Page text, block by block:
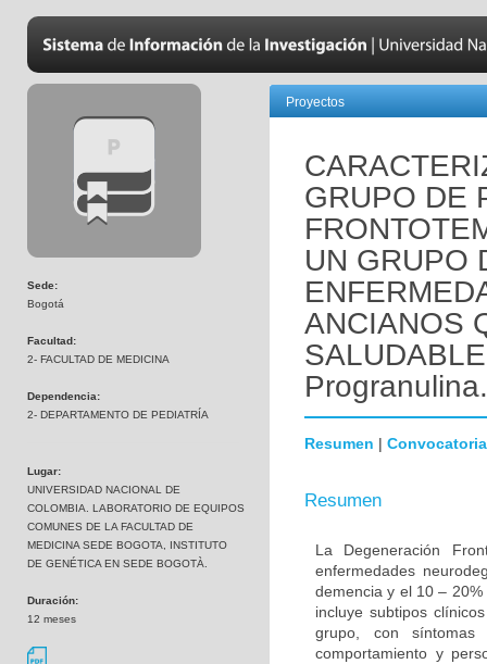
Sede:
Bogotá
Facultad:
2- FACULTAD DE MEDICINA
Dependencia:
2- DEPARTAMENTO DE PEDIATRÍA
Lugar:
UNIVERSIDAD NACIONAL DE
COLOMBIA. LABORATORIO DE EQUIPOS
COMUNES DE LA FACULTAD DE
MEDICINA SEDE BOGOTA, INSTITUTO
DE GENÉTICA EN SEDE BOGOTÀ.
Duración:
12 meses
Proyectos
GRUPO DE
UN GRUPO
ANCIANOS
Progranulina.
Resumen | Convocatoria
Resumen
La Degeneración
enfermedades
demencia y el 10 –
incluye subtipos
grupo, con síntomas
comportamiento y